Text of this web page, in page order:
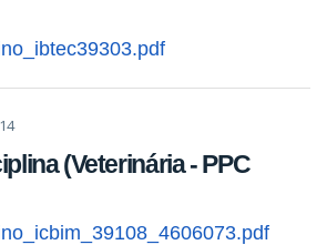
(Veterinária - PPC